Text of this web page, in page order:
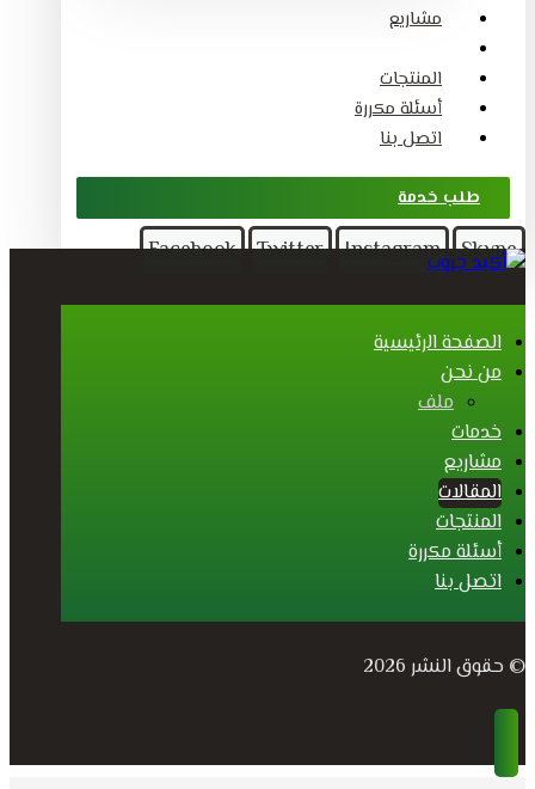
مشاريع
المنتجات
أسئلة مكررة
اتصل بنا
طلب خدمة
Facebook Twitter Instagram Skype
الصفحة الرئيسية
من نحن
ملف
خدمات
مشاريع
المقالات
المنتجات
أسئلة مكررة
اتصل بنا
© حقوق النشر 2026